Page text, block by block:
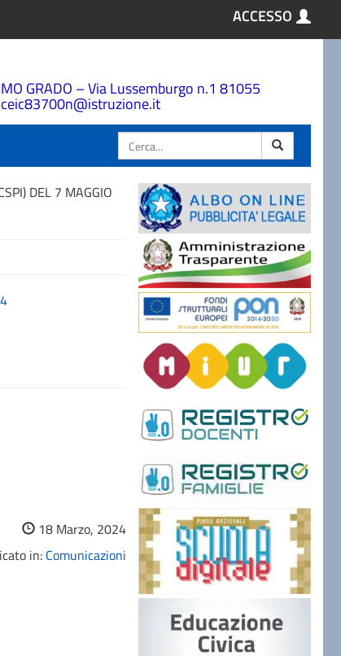
ACCESSO
GRADO – Via Lussemburgo n.1 81055
Cerca
DEL 7 MAGGIO
18 Marzo, 2024
in: Comunicazioni